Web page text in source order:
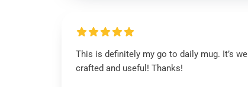
This is definitely my go to daily mug. It’s well
crafted and useful! Thanks!